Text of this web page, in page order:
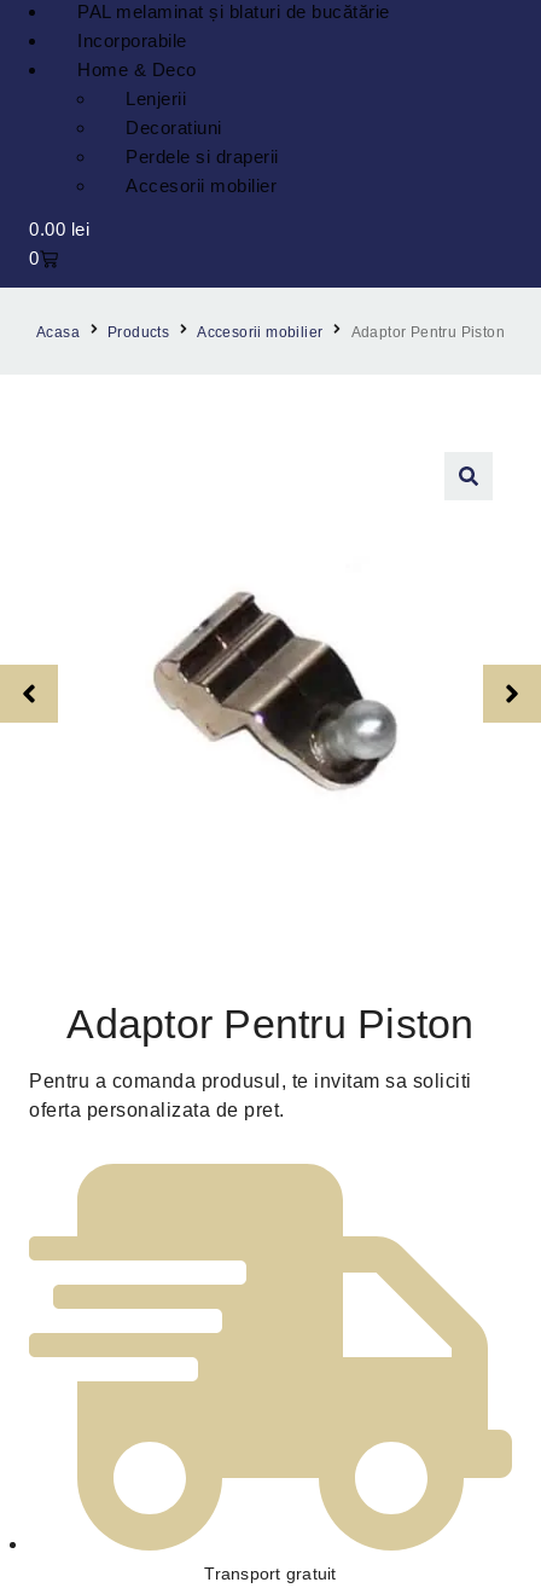
PAL melaminat și blaturi de bucătărie
Incorporabile
Home & Deco
Lenjerii
Decoratiuni
Perdele si draperii
Accesorii mobilier
0.00 lei
0
Acasa Products Accesorii mobilier Adaptor Pentru Piston
Adaptor Pentru Piston
Pentru a comanda produsul, te invitam sa soliciti
oferta personalizata de pret.
Transport gratuit